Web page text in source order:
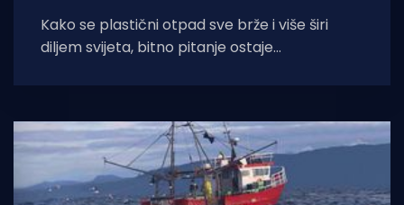
Kako se plastični otpad sve brže i više širi
diljem svijeta, bitno pitanje ostaje
ljudskom